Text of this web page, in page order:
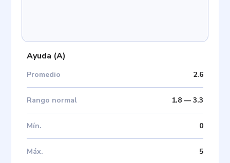
Ayuda (A)
Promedio 2.6
Rango normal 1.8— 3.3
Mín. 0
Máx. 5